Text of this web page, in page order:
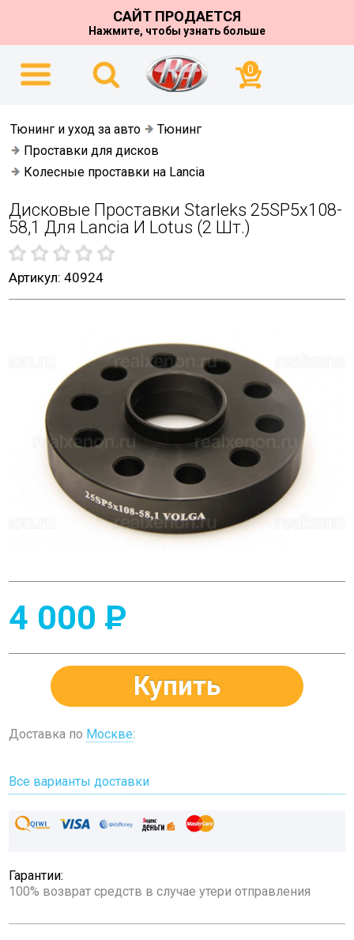
САЙТ ПРОДАЕТСЯ
Нажмите, чтобы узнать больше
0
Тюнинг и уход за авто
Тюнинг
Проставки для дисков
Колесные проставки на Lancia
Дисковые Проставки Starleks 25SP5х108-
58,1 Для Lancia И Lotus (2 Шт.)
Артикул: 40924
4 000 P
Купить
Доставка по Москве:
Все варианты доставки
Гарантии:
100% возврат средств в случае утери отправления